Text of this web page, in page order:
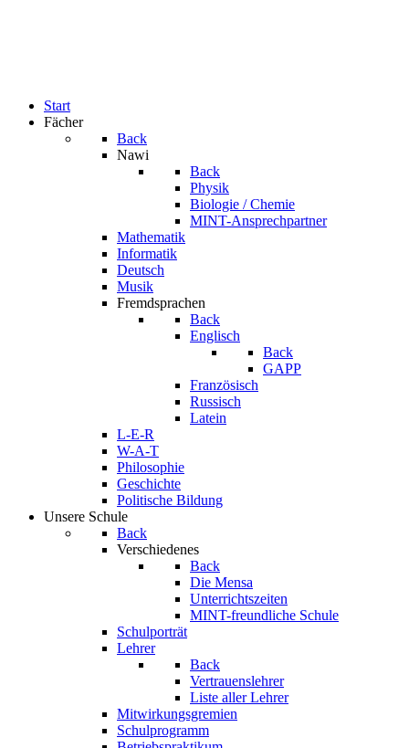
Start
Fächer
Back
Nawi
Back
Physik
Biologie / Chemie
MINT-Ansprechpartner
Mathematik
Informatik
Deutsch
Musik
Fremdsprachen
Back
Englisch
Back
GAPP
Französisch
Russisch
Latein
L-E-R
W-A-T
Philosophie
Geschichte
Politische Bildung
Unsere Schule
Back
Verschiedenes
Back
Die Mensa
Unterrichtszeiten
MINT-freundliche Schule
Schulporträt
Lehrer
Back
Vertrauenslehrer
Liste aller Lehrer
Mitwirkungsgremien
Schulprogramm